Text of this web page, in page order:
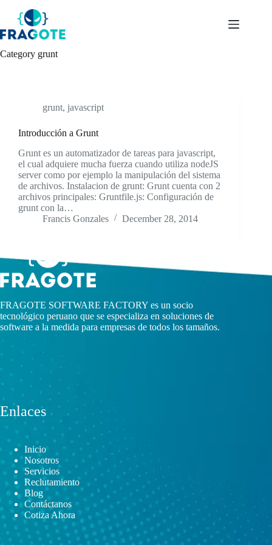
content
Category grunt
grunt, javascript
Introducción a Grunt
Grunt es un automatizador de tareas para javascript,
el cual adquiere mucha fuerza cuando utiliza nodeJS
server como por ejemplo la manipulación del sistema
de archivos. Instalacion de grunt: Grunt cuenta con 2
archivos principales: Gruntfile.js: Configuración de
grunt con la…
Francis Gonzales
December 28, 2014
FRAGOTE SOFTWARE FACTORY es un socio
tecnológico peruano que se especializa en soluciones de
software a la medida para empresas de todos los tamaños.
Enlaces
Inicio
Nosotros
Servicios
Reclutamiento
Blog
Contáctanos
Cotiza Ahora